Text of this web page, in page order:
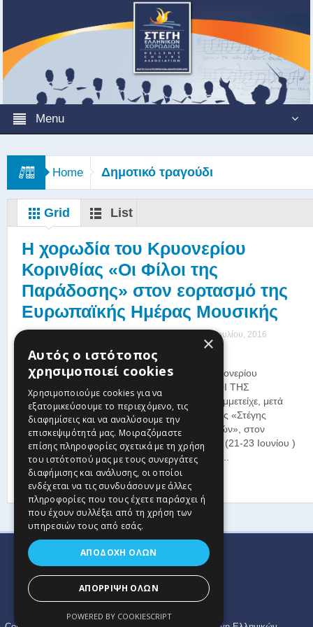
Menu
Home Δημοτικό τραγούδι
Grid List
Η χορωδία του Κρυονερίου
Κορινθίας «Οι Φίλοι της
Παράδοσης» στον εορτασμό της
Ευρωπαϊκής Ημέρας Μουσικής
Posted by
Date: 04 Ιουλίου, 2016
0 comments
Η χορωδία του Κρυονερίου
Κορινθίας«ΟΙ ΦΙΛΟΙ ΤΗΣ
ΠΑΡΑΔΟΣΗΣ» , συμμετείχε, μετά
από πρόσκληση της «Στέγης
Ελληνικών Χορωδιών», στον
τριήμερο εορτασμό (21-23 Ιουνίου )
της ΕΥΡΩΠΑΙΚΗΣ ΗΜΕΡΑΣ ΜΟΥΣΙΚΗΣ που ...
Read more
×
Αυτός ο ιστότοπος
χρησιμοποιεί cookies
Χρησιμοποιούμε cookies για να
εξατομικεύσουμε το περιεχόμενο, τις
διαφημίσεις και να αναλύσουμε την
επισκεψιμότητά μας. Μοιραζόμαστε
επίσης πληροφορίες σχετικά με τη χρήση
του ιστότοπού μας με τους συνεργάτες
διαφήμισης και ανάλυσης, οι οποίοι
ενδέχεται να τις συνδυάσουν με άλλες
πληροφορίες που τους έχετε παράσχει ή
που έχουν συλλέξει από τη χρήση των
υπηρεσιών τους από εσάς.
ΑΠΟΔΟΧΉ ΌΛΩΝ
ΑΠΌΡΡΙΨΗ ΌΛΩΝ
POWERED BY COOKIESCRIPT